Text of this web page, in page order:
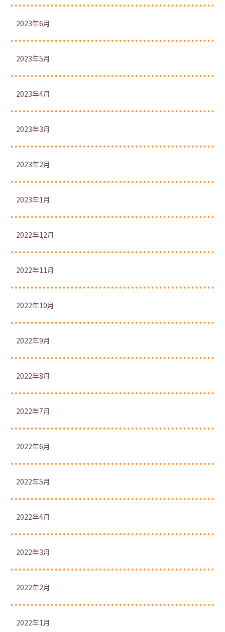
2023年6月
2023年5月
2023年4月
2023年3月
2023年2月
2023年1月
2022年12月
2022年11月
2022年10月
2022年9月
2022年8月
2022年7月
2022年6月
2022年5月
2022年4月
2022年3月
2022年2月
2022年1月